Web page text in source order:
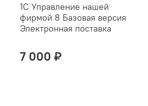
1С Управление нашей
фирмой 8 Базовая версия
Электронная поставка
7 000 ₽